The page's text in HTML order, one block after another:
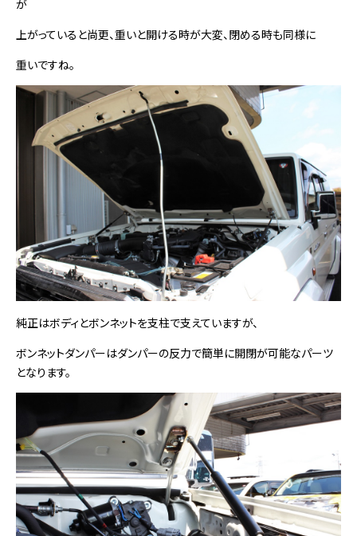
が
上がっていると尚更、重いと開ける時が大変、閉める時も同様に
重いですね。
純正はボディとボンネットを支柱で支えていますが、
ボンネットダンパーはダンパーの反力で簡単に開閉が可能なパーツ
となります。